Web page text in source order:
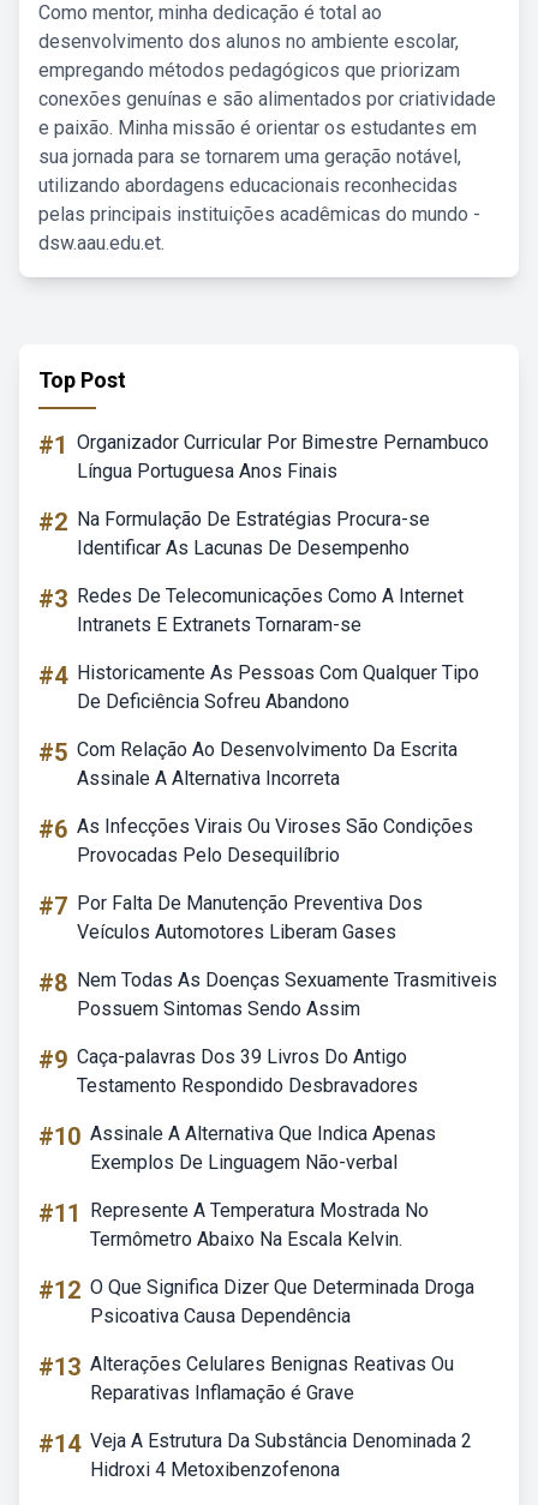
Como mentor, minha dedicação é total ao
desenvolvimento dos alunos no ambiente escolar,
empregando métodos pedagógicos que priorizam
conexões genuínas e são alimentados por criatividade
e paixão. Minha missão é orientar os estudantes em
sua jornada para se tornarem uma geração notável,
utilizando abordagens educacionais reconhecidas
pelas principais instituições acadêmicas do mundo -
dsw.aau.edu.et.
Top Post
#1 Organizador Curricular Por Bimestre Pernambuco
Língua Portuguesa Anos Finais
#2 Na Formulação De Estratégias Procura-se
Identificar As Lacunas De Desempenho
#3 Redes De Telecomunicações Como A Internet
Intranets E Extranets Tornaram-se
#4 Historicamente As Pessoas Com Qualquer Tipo
De Deficiência Sofreu Abandono
#5 Com Relação Ao Desenvolvimento Da Escrita
Assinale A Alternativa Incorreta
#6 As Infecções Virais Ou Viroses São Condições
Provocadas Pelo Desequilíbrio
#7 Por Falta De Manutenção Preventiva Dos
Veículos Automotores Liberam Gases
#8 Nem Todas As Doenças Sexuamente Trasmitiveis
Possuem Sintomas Sendo Assim
#9 Caça-palavras Dos 39 Livros Do Antigo
Testamento Respondido Desbravadores
#10 Assinale A Alternativa Que Indica Apenas
Exemplos De Linguagem Não-verbal
#11
Represente A Temperatura Mostrada No
Termômetro Abaixo Na Escala Kelvin.
#12 O Que Significa Dizer Que Determinada Droga
Psicoativa Causa Dependência
#13 Alterações Celulares Benignas Reativas Ou
Reparativas Inflamação é Grave
#14 Veja A Estrutura Da Substância Denominada 2
Hidroxi 4 Metoxibenzofenona